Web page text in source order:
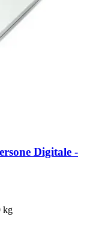
Digitale -​
kg